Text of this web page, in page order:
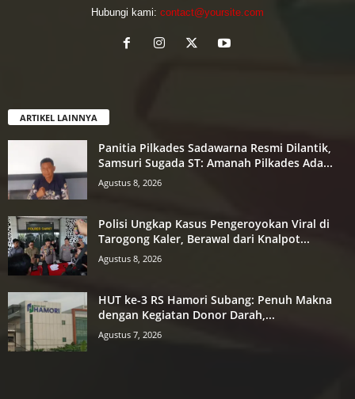
Hubungi kami: contact@yoursite.com
ARTIKEL LAINNYA
Panitia Pilkades Sadawarna Resmi Dilantik,
Samsuri Sugada ST: Amanah Pilkades Ada...
Agustus 8, 2026
Polisi Ungkap Kasus Pengeroyokan Viral di
Tarogong Kaler, Berawal dari Knalpot...
Agustus 8, 2026
HUT ke-3 RS Hamori Subang: Penuh Makna
dengan Kegiatan Donor Darah,...
Agustus 7, 2026